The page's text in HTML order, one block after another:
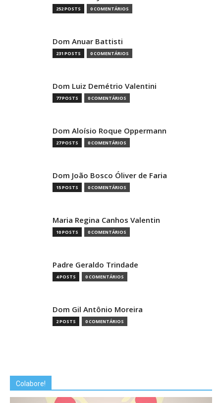
252 POSTS 0 COMENTÁRIOS
Dom Anuar Battisti
231 POSTS 0 COMENTÁRIOS
Dom Luiz Demétrio Valentini
77 POSTS 0 COMENTÁRIOS
Dom Aloísio Roque Oppermann
27 POSTS 0 COMENTÁRIOS
Dom João Bosco Óliver de Faria
15 POSTS 0 COMENTÁRIOS
Maria Regina Canhos Valentin
10 POSTS 0 COMENTÁRIOS
Padre Geraldo Trindade
4 POSTS 0 COMENTÁRIOS
Dom Gil Antônio Moreira
2 POSTS 0 COMENTÁRIOS
Colabore!